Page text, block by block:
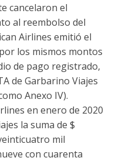
cancelaron el
al reembolso del
Airlines emitió el
los mismos montos
de pago registrado,
de Garbarino Viajes
Anexo IV).
en enero de 2020
la suma de $
mil
con cuarenta